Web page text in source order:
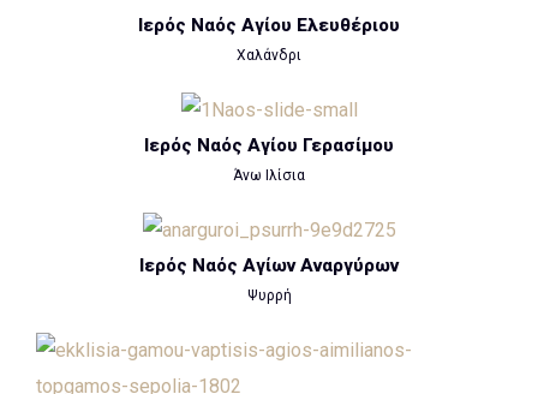
Ιερός Ναός Αγίου Ελευθέριου
Χαλάνδρι
Ιερός Ναός Αγίου Γερασίμου
Άνω Ιλίσια
Ιερός Ναός Αγίων Αναργύρων
Ψυρρή